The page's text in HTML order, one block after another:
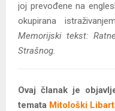
joj prevođene na
okupirana
Memorijski tekst:
Strašnog.
Ovaj članak je
temata Mitološki